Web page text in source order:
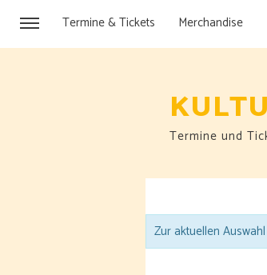
Termine & Tickets Merchandise
Termine und
Zur aktuellen